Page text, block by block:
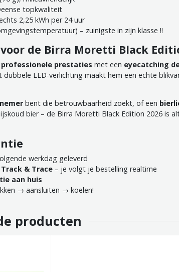
topkwaliteit
2,25 kWh per 24 uur
– zuinigste in zijn klasse !!
de Birra Moretti Black
professionele prestaties met een eyecatching
LED-verlichting maakt hem een echte
bent die betrouwbaarheid zoekt, of een
bier – de Birra Moretti Black Edition 2026 is
werkdag geleverd
& Trace – je volgt je bestelling realtime
aan huis
→ aansluiten → koelen!
producten